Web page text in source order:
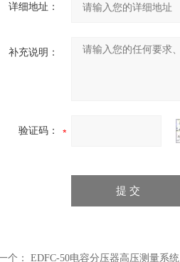
详细地址：
补充说明：
验证码：
个： EDFC-50电容分压器高压测量系统